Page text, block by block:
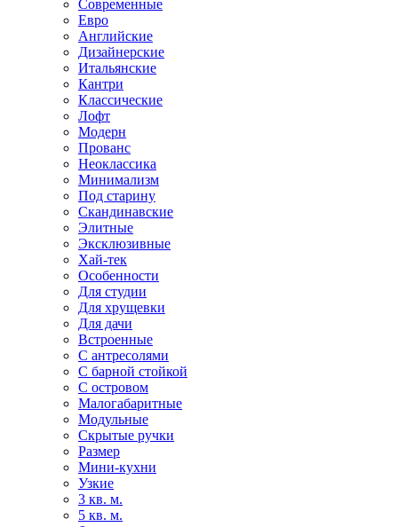
Современные
Евро
Английские
Дизайнерские
Итальянские
Кантри
Классические
Лофт
Модерн
Прованс
Неоклассика
Минимализм
Под старину
Скандинавские
Элитные
Эксклюзивные
Хай-тек
Особенности
Для студии
Для хрущевки
Для дачи
Встроенные
С антресолями
С барной стойкой
С островом
Малогабаритные
Модульные
Скрытые ручки
Размер
Мини-кухни
Узкие
3 кв. м.
5 кв. м.